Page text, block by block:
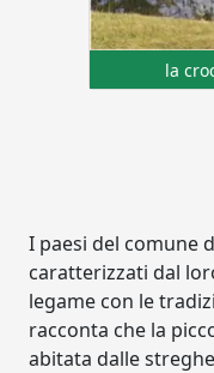
la
I paesi del comune
caratterizzati dal
legame con le
racconta che la
abitata dalle